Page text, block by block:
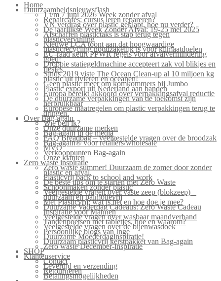
Home
Duurzaamheidsnieuwsflash
1 t/m 7 juni 2026 Week zonder afval
Repaircafés: cursus leren repareren?
VN verdrag over plastic geklapt, hoe nu verder?
De jaarlijkse Week Zonder Afval: 19-25 mei 2025
Afschaffen plastictaks is stap terug tegen
plasticvervuiling
Nieuwe LCA toont aan dat hoogwaardige
plasticrecycling noodzakelijk is voor klimaatdoelen
EU-raad keurt PPWR regels voor afvalvermindering
goed!
Droppie statiegeldmachine accepteert zak vol blikjes en
flesjes
Sinds 2019 viste The Ocean Clean-up al 10 miljoen kg
plastic uit rivieren en oceanen!
Geen plastic meer om komkommers bij Jumbo
Plastic export uit Nederland aan banden
Europa bereikt akkoord over verpakkingsafval reductie
De duurzame verpakkingen van de toekomst zijn
herbruikbaar
Europese maatregelen om plastic verpakkingen terug te
dringen.
Over Bag-again
Wie ben ik?
Onze duurzame merken
Bag-again in de media
FAQ Breadbag – veelgestelde vragen over de broodzak
Bag-again® voor retailers/wholesale
MVO
Verkooppunten Bag-again
Onze klanten
Zero waste inspiratie
Zero waste summer! Duurzaam de zomer door zonder
plastic en afval.
Plasticvrij back to school and work
De beste tips om te starten met Zero Waste
Schoonmaken zonder plastic
Veelgestelde vragen over vaste zeep (blokzeep) –
duurzaam en palmolievrij
Mei Plasticvrij: wat is het en hoe doe je mee?
Duurzame Vaderdag Cadeaus: Zero Waste Cadeau
Inspiratie voor Mannen
Veelgestelde vragen over wasbaar maandverband
Tandenpoetsen met tabletjes, hoe en waarom?
Veelgestelde vragen over de bijenwasdoek
Persoonlijke blogs van Inge
Duurzame Moederdaginspiratie!
Duurzaam plasticvrij kerstpakket van Bag-again
Zero waste December-inspiratie
SHOP
Klantenservice
Contact
Levertijd en verzending
Retourneren
Betalingsmogelijkheden